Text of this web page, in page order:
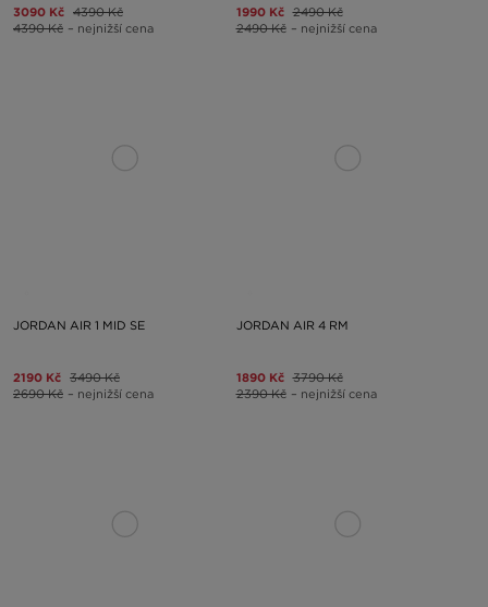
3090 Kč 4390 Kč
4390 Kč – nejnižší cena
1990 Kč 2490 Kč
2490 Kč – nejnižší cena
JORDAN AIR 1 MID SE
2190 Kč 3490 Kč
2690 Kč – nejnižší cena
JORDAN AIR 4 RM
1890 Kč 3790 Kč
2390 Kč – nejnižší cena